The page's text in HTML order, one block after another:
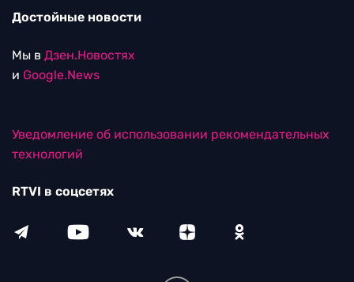
Достойные новости
Мы в Дзен.Новостях
и Google.News
Уведомление об использовании рекомендательных
технологий
RTVI в соцсетях